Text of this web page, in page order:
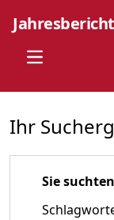
Open main
Ihr
Sie